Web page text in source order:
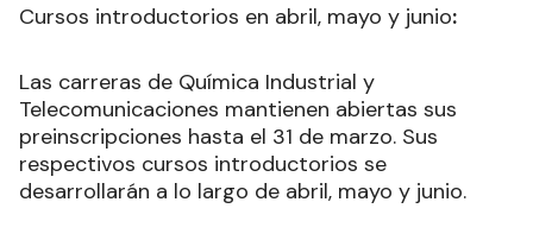
Cursos introductorios en abril, mayo y junio:
Las carreras de Química Industrial y
Telecomunicaciones mantienen abiertas sus
preinscripciones hasta el 31 de marzo. Sus
respectivos cursos introductorios se
desarrollarán a lo largo de abril, mayo y junio.